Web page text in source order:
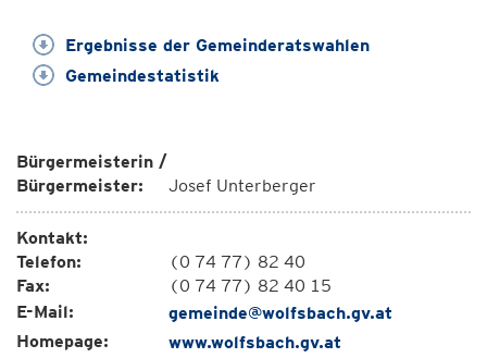
Ergebnisse der Gemeinderatswahlen
Gemeindestatistik
Bürgermeisterin /
Bürgermeister:
Josef Unterberger
Kontakt:
Telefon:
(0 74 77) 82 40
Fax:
(0 74 77) 82 40 15
E-Mail:
gemeinde@wolfsbach.gv.at
Homepage:
www.wolfsbach.gv.at